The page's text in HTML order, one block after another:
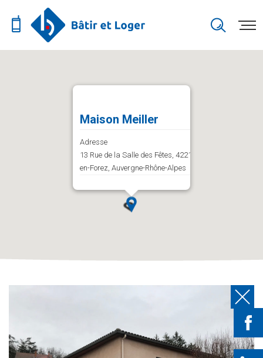
Maison Meiller
Adresse
13 Rue de la Salle des Fêtes, 42210 Bellegarde-
en-Forez, Auvergne-Rhône-Alpes